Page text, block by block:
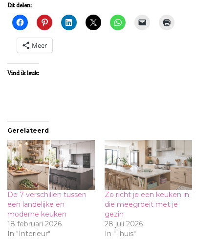
Dit delen:
Meer
Vind ik leuk:
Gerelateerd
De 7 verschillen tussen
een landelijke en
moderne keuken
18 februari 2026
In "Interieur"
Zo richt je een keuken in
die meegroeit met je
gezin
28 juli 2026
In "Thuis"